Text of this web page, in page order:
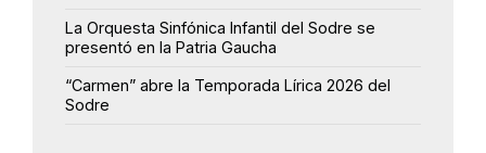
La Orquesta Sinfónica Infantil del Sodre se
presentó en la Patria Gaucha
“Carmen” abre la Temporada Lírica 2026 del
Sodre